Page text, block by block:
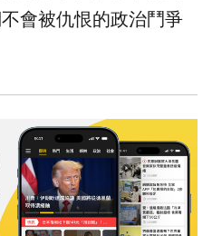
會被仇恨的政治鬥爭